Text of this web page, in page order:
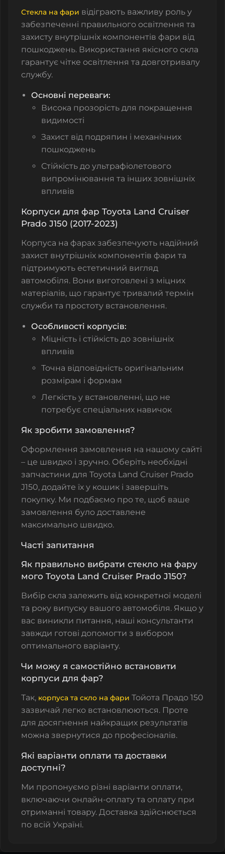
Стекла на фари відіграють важливу роль у
забезпеченні правильного освітлення та
захисту внутрішніх компонентів фари від
пошкоджень. Використання якісного скла
гарантує чітке освітлення та довготривалу
службу.
Основні переваги:
Висока прозорість для покращення
видимості
Захист від подряпин і механічних
пошкоджень
Стійкість до ультрафіолетового
випромінювання та інших зовнішніх
впливів
Корпуси для фар Toyota Land Cruiser
Prado J150 (2017-2023)
Корпуса на фарах забезпечують надійний
захист внутрішніх компонентів фари та
підтримують естетичний вигляд
автомобіля. Вони виготовлені з міцних
матеріалів, що гарантує тривалий термін
служби та простоту встановлення.
Особливості корпусів:
Міцність і стійкість до зовнішніх
впливів
Точна відповідність оригінальним
розмірам і формам
Легкість у встановленні, що не
потребує спеціальних навичок
Як зробити замовлення?
Оформлення замовлення на нашому сайті
– це швидко і зручно. Оберіть необхідні
запчастини для Toyota Land Cruiser Prado
J150, додайте їх у кошик і завершіть
покупку. Ми подбаємо про те, щоб ваше
замовлення було доставлене
максимально швидко.
Часті запитання
Як правильно вибрати стекло на фару
мого Toyota Land Cruiser Prado J150?
Вибір скла залежить від конкретної моделі
та року випуску вашого автомобіля. Якщо у
вас виникли питання, наші консультанти
завжди готові допомогти з вибором
оптимального варіанту.
Чи можу я самостійно встановити
корпуси для фар?
Так, корпуса та скло на фари Тойота Прадо 150
зазвичай легко встановлюються. Проте
для досягнення найкращих результатів
можна звернутися до професіоналів.
Які варіанти оплати та доставки
доступні?
Ми пропонуємо різні варіанти оплати,
включаючи онлайн-оплату та оплату при
отриманні товару. Доставка здійснюється
по всій Україні.